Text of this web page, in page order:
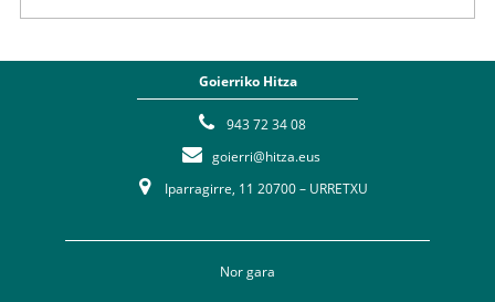
Goierriko Hitza
943 72 34 08
goierri@hitza.eus
Iparragirre, 11 20700 – URRETXU
Nor gara